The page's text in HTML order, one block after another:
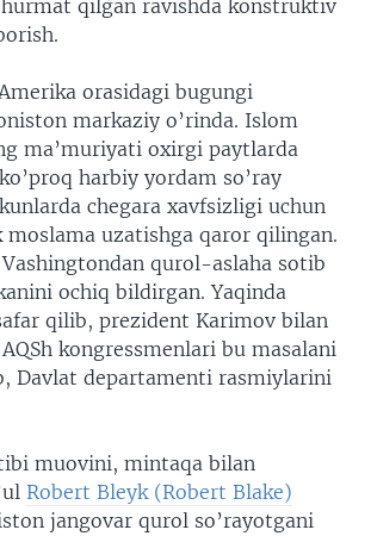
qilgan ravishda konstruktiv
orasidagi bugungi
markaziy o’rinda. Islom
ma’muriyati oxirgi paytlarda
harbiy yordam so’ray
chegara xavfsizligi uchun
moslama uzatishga qaror qilingan.
qurol-aslaha sotib
ochiq bildirgan. Yaqinda
qilib, prezident Karimov bilan
kongressmenlari bu masalani
Davlat departamenti rasmiylarini
muovini, mintaqa bilan
Robert Bleyk (Robert Blake)
jangovar qurol so’rayotgani